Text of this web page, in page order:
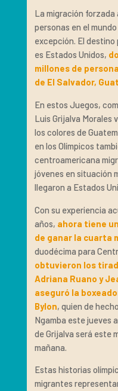
La migración
personas en el
excepción. El
es Estados Unidos,
millones de
de El Salvador,
En estos Juegos,
Luis Grijalva Morales
los colores de
en los Olímpicos
centroamericana
jóvenes en situación
llegaron a Estados
Con su experiencia
años, ahora tiene
de ganar la cuarta
duodécima para
obtuvieron los
Adriana Ruano y
aseguró la
Bylon, quien de
Ngamba este jueves
de Grijalva será este
mañana.
Estas historias
migrantes